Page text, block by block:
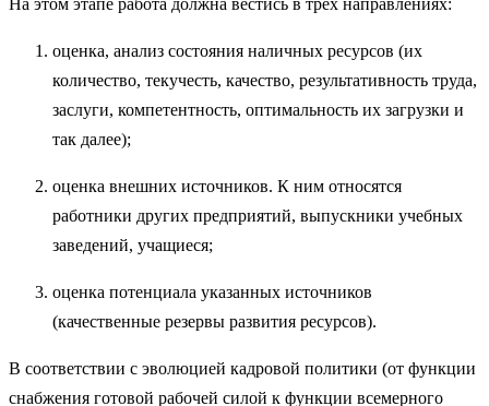
На этом этапе работа должна вестись в трех направлениях:
оценка, анализ состояния наличных ресурсов (их
количество, текучесть, качество, результативность труда,
заслуги, компетентность, оптимальность их загрузки и
так далее);
оценка внешних источников. К ним относятся
работники других предприятий, выпускники учебных
заведений, учащиеся;
оценка потенциала указанных источников
(качественные резервы развития ресурсов).
В соответствии с эволюцией кадровой политики (от функции
снабжения готовой рабочей силой к функции всемерного